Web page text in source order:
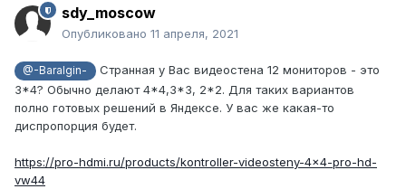
sdy_moscow
Опубликовано 11 апреля, 2021
@-Baralgin-
Странная у Вас видеостена 12 мониторов - это
3*4? Обычно делают 4*4,3*3, 2*2. Для таких вариантов
полно готовых решений в Яндексе. У вас же какая-то
диспропорция будет.
https://pro-hdmi.ru/products/kontroller-videosteny-4x4-pro-hd-
vw44